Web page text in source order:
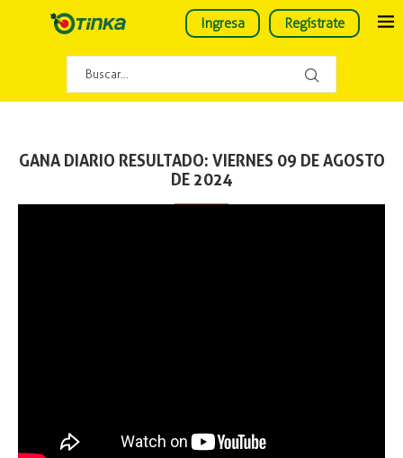
Ingresa Regístrate
GANA DIARIO RESULTADO: VIERNES 09 DE AGOSTO
DE 2024